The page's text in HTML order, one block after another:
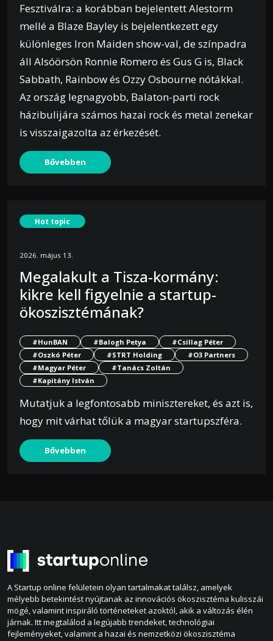
Fesztiválra: a korábban bejelentett Alestorm
mellé a Blaze Bayley is bejelentkezett egy
különleges Iron Maiden show-val, de színpadra
áll Alsóörsön Ronnie Romero és Gus G is, Black
Sabbath, Rainbow és Ozzy Osbourne nótákkal.
Az ország legnagyobb, Balaton-parti rock
házibulijára számos hazai rock és metal zenekar
is visszaigazolta az érkezését.
Bővebben
Hot topic
2026. május 13.
Megalakult a Tisza-kormány:
kikre kell figyelnie a startup-
ökoszisztémának?
#HunBAN #Balogh Petya
#Csillag Péter
#Oszkó Péter
#STRT Holding
#O3 Partners
#Magyar Péter
#Tanács Zoltán
#Kapitány István
Mutatjuk a legfontosabb minisztereket, és azt is,
hogy mit várhat tőlük a magyar startupszféra.
Bővebben
A Startup online felületein olyan tartalmakat találsz, amelyek
mélyebb betekintést nyújtanak az innovációs ökoszisztéma kulisszái
mögé, valamint inspiráló történeteket azoktól, akik a változás élén
járnak. Itt megtalálod a legújabb trendeket, technológiai
fejleményeket, valamint a hazai és nemzetközi ökoszisztéma